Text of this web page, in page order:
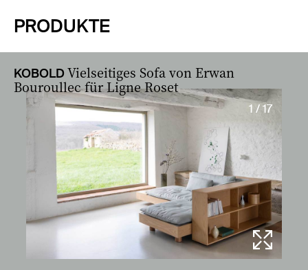
PRODUKTE
KOBOLDVielseitiges Sofa von Erwan
Bouroullec für Ligne Roset
1 / 17